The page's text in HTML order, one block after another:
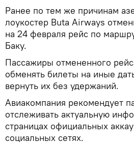
Ранее по тем же причинам
лоукостер Buta Airways
на 24 февраля рейс по
Баку.
Пассажиры отмененного
обменять билеты на иные
вернуть их без удержаний.
Авиакомпания рекомендует
отслеживать актуальную
страницах официальных
социальных сетях.